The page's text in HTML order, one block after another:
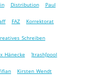
Distribution Paul
FAZ Korrektorat
Schreiben
Hänecke ]trash[pool
Kirsten Wendt